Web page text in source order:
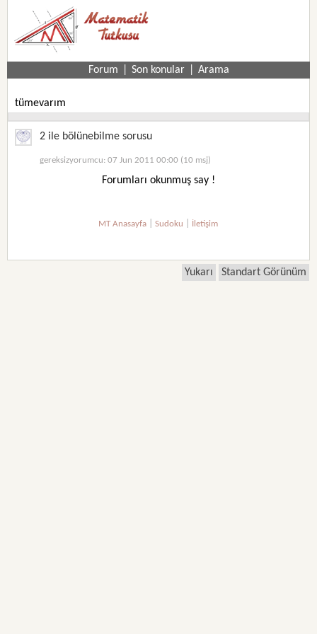
Forum Son konular Arama
tümevarım
2 ile bölünebilme sorusu
gereksizyorumcu: 07 Jun 2011 00:00 (10 msj)
Forumları okunmuş say !
MT Anasayfa |Sudoku İletişim
Yukarı Standart Görünüm